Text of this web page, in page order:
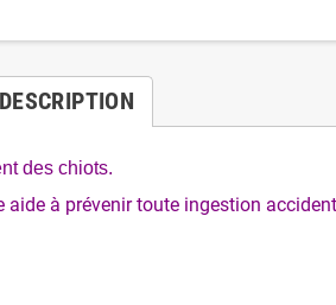
DESCRIPTION
des chiots.
aide à prévenir toute ingestion